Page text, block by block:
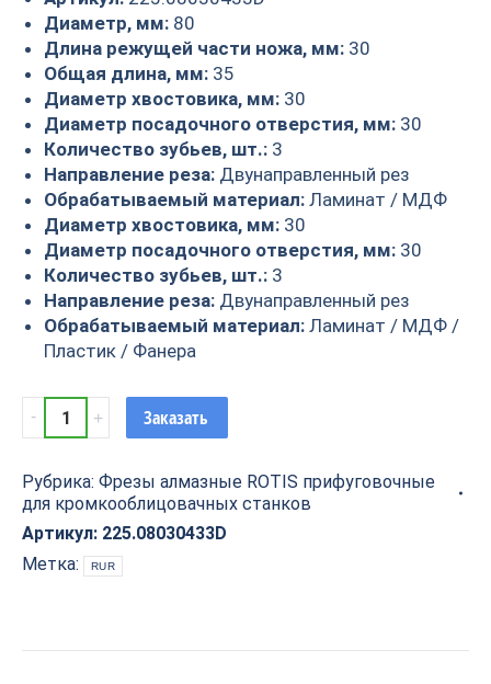
Диаметр, мм: 80
Длина режущей части ножа, мм: 30
Общая длина, мм: 35
Диаметр хвостовика, мм: 30
Диаметр посадочного отверстия, мм: 30
Количество зубьев, шт.: 3
Направление реза: Двунаправленный рез
Обрабатываемый материал: Ламинат / МДФ
Диаметр хвостовика, мм: 30
Диаметр посадочного отверстия, мм: 30
Количество зубьев, шт.: 3
Направление реза: Двунаправленный рез
Обрабатываемый материал: Ламинат / МДФ /
Пластик / Фанера
Фреза
алмазная
для
кромкооблицовочных
станков
D=80x30x43
Заказать
Рубрика: Фрезы алмазные ROTIS прифуговочные
для кромкооблицовачных станков
Артикул: 225.08030433D
Метка:
RUR